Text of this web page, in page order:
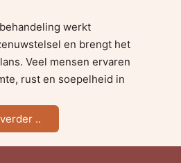
werkt
en brengt het
Veel mensen ervaren
rust en soepelheid in
..